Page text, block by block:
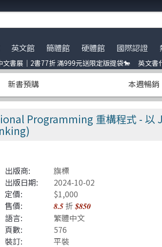
營業客服時間調整
瓏行動會員卡上線囉！
｜代訂英文書
化幣
英文館 簡體館 硬體館 國際認證
language model
辨識 Image-recognition
Test 單元測試
式交易 Trading
語言
戲引擎 Game-engine
Science
體架構
發展
系列
路通訊
他
緯文化
郵電
書籍
狗精品區
人雜誌 ROBOCON Magazine
文書展｜2書77折 滿999元送限定版提袋🐎 英文書
新書預購 本週暢銷
Programming 重構程式 -
出版商:
旗標
出版日期:
2024-10-02
定價:
$1,000
售價:
8.5折$850
語言:
繁體中文
頁數:
576
裝訂:
平裝